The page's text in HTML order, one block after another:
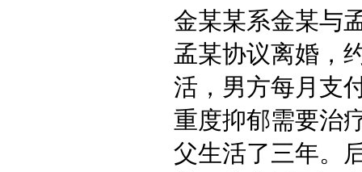
金某某系金某与
孟某协议离婚，
活，男方每月支
重度抑郁需要治
父生活了三年。